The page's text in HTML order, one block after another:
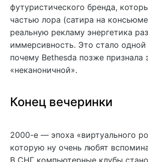
футуристического бренда,
частью лора (сатира на
реальную рекламу энергетика
иммерсивность. Это стало одной
почему Bethesda позже признала
«неканоничной».
Конец вечеринки
2000-е — эпоха «виртуального
которую ну очень любят
В СНГ компьютерные клубы